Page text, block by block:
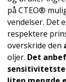
på CTEO®
vendelser. Det
respektere
overskride den
oljer. Det